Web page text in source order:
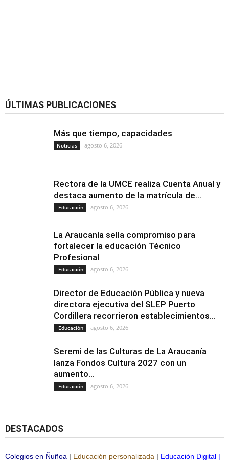
ÚLTIMAS PUBLICACIONES
Más que tiempo, capacidades
Noticias agosto 6, 2026
Rectora de la UMCE realiza Cuenta Anual y
destaca aumento de la matrícula de...
Educación agosto 6, 2026
La Araucanía sella compromiso para
fortalecer la educación Técnico
Profesional
Educación agosto 6, 2026
Director de Educación Pública y nueva
directora ejecutiva del SLEP Puerto
Cordillera recorrieron establecimientos...
Educación agosto 6, 2026
Seremi de las Culturas de La Araucanía
lanza Fondos Cultura 2027 con un
aumento...
Educación agosto 6, 2026
DESTACADOS
Colegios en Ñuñoa | Educación personalizada | Educación Digital |